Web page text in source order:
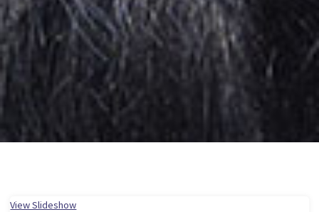
View Slideshow